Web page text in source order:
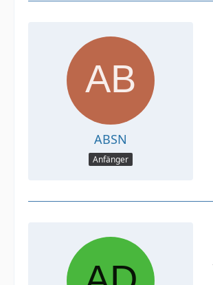
ABSN
Anfänger